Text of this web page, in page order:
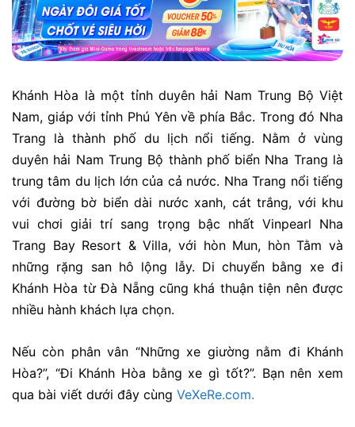
Khánh Hòa là một tỉnh duyên hải Nam Trung Bộ Việt
Nam, giáp với tỉnh Phú Yên về phía Bắc. Trong đó Nha
Trang là thành phố du lịch nổi tiếng. Nằm ở vùng
duyên hải Nam Trung Bộ thành phố biển Nha Trang là
trung tâm du lịch lớn của cả nước. Nha Trang nổi tiếng
với đường bờ biển dài nước xanh, cát trắng, với khu
vui chơi giải trí sang trọng bậc nhất Vinpearl Nha
Trang Bay Resort & Villa, với hòn Mun, hòn Tằm và
những rặng san hô lộng lẫy. Di chuyển bằng xe đi
Khánh Hòa từ Đà Nẵng cũng khá thuận tiện nên được
nhiều hành khách lựa chọn.
Nếu còn phân vân “Những xe giường nằm đi Khánh
Hòa?”, “Đi Khánh Hòa bằng xe gì tốt?”. Bạn nên xem
qua bài viết dưới đây cùng VeXeRe.com.